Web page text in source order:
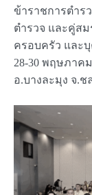
ข้าราชการตำร
ตำรวจ และคู่สม
ครอบครัว และ
28-30 พฤษภาคม
อ.บางละมุง จ.ช